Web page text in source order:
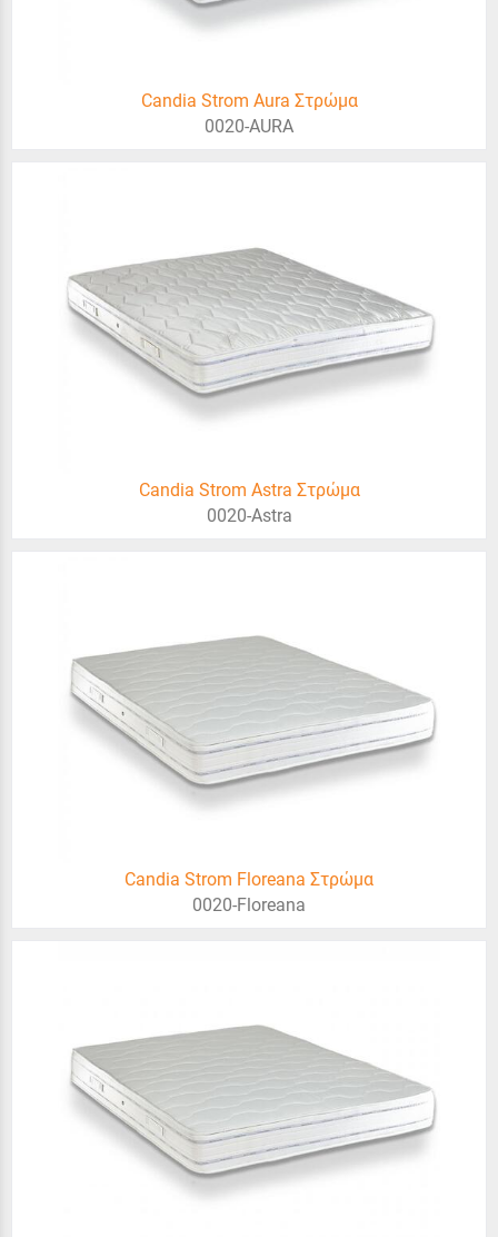
Candia Strom Aura Στρώμα
0020-AURA
Candia Strom Astra Στρώμα
0020-Astra
Candia Strom Floreana Στρώμα
0020-Floreana